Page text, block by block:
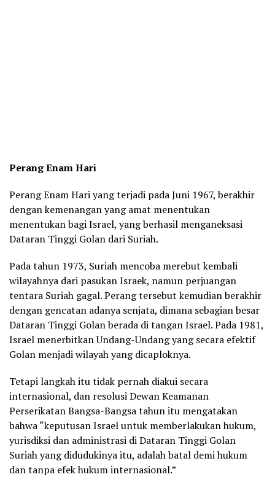
Perang Enam Hari
Perang Enam Hari yang terjadi pada Juni 1967, berakhir
dengan kemenangan yang amat menentukan
menentukan bagi Israel, yang berhasil menganeksasi
Dataran Tinggi Golan dari Suriah.
Pada tahun 1973, Suriah mencoba merebut kembali
wilayahnya dari pasukan Israek, namun perjuangan
tentara Suriah gagal. Perang tersebut kemudian berakhir
dengan gencatan adanya senjata, dimana sebagian besar
Dataran Tinggi Golan berada di tangan Israel. Pada 1981,
Israel menerbitkan Undang-Undang yang secara efektif
Golan menjadi wilayah yang dicaploknya.
Tetapi langkah itu tidak pernah diakui secara
internasional, dan resolusi Dewan Keamanan
Perserikatan Bangsa-Bangsa tahun itu mengatakan
bahwa “keputusan Israel untuk memberlakukan hukum,
yurisdiksi dan administrasi di Dataran Tinggi Golan
Suriah yang didudukinya itu, adalah batal demi hukum
dan tanpa efek hukum internasional.”